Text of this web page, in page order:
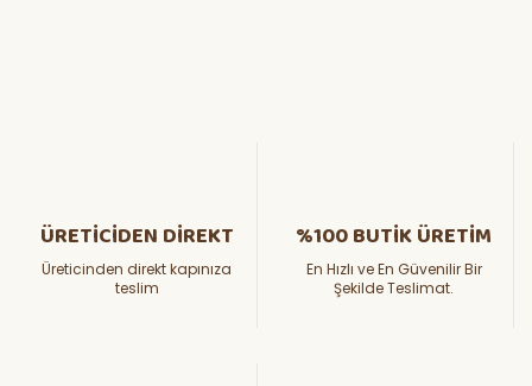
ÜRETİCİDEN DİREKT
Üreticinden direkt kapınıza
teslim
%100 BUTİK ÜRETİM
En Hızlı ve En Güvenilir Bir
Şekilde Teslimat.